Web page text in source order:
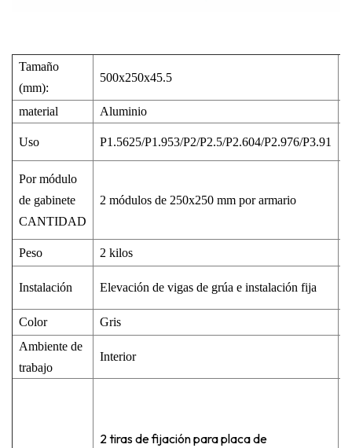
Tamaño
(mm):
500x250x45.5
material Aluminio
Uso P1.5625/P1.953/P2/P2.5/P2.604/P2.976/P3.91
Por módulo
de gabinete
CANTIDAD
2 módulos de 250x250 mm por armario
Peso 2 kilos
Instalación Elevación de vigas de grúa e instalación fija
Color
Gris
Ambiente de
trabajo
Interior
2 tiras de fijación para placa de